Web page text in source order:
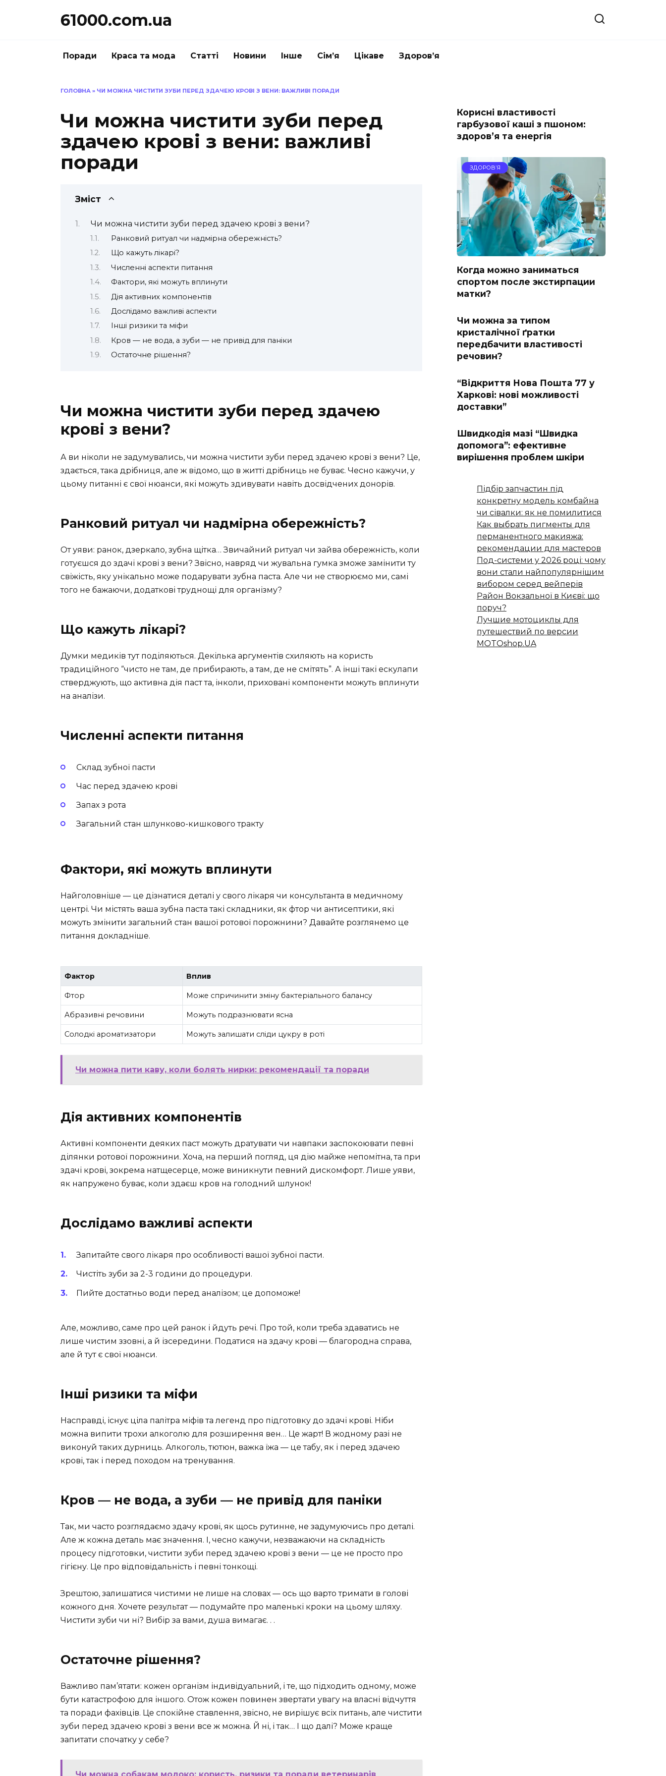
61000.com.ua
Поради Краса та мода Статті Новини Інше Сім’я Цікаве Здоров’я
ГОЛОВНА » ЧИ МОЖНА ЧИСТИТИ ЗУБИ ПЕРЕД ЗДАЧЕЮ КРОВІ З ВЕНИ: ВАЖЛИВІ ПОРАДИ
Чи можна чистити зуби перед
здачею крові з вени: важливі
поради
Зміст
Чи можна чистити зуби перед здачею крові з вени?
Ранковий ритуал чи надмірна обережність?
Що кажуть лікарі?
Численні аспекти питання
Фактори, які можуть вплинути
Дія активних компонентів
Дослідамо важливі аспекти
Інші ризики та міфи
Кров — не вода, а зуби — не привід для паніки
Остаточне рішення?
Чи можна чистити зуби перед здачею
крові з вени?
А ви ніколи не задумувались, чи можна чистити зуби перед здачею крові з вени? Це,
здається, така дрібниця, але ж відомо, що в житті дрібниць не буває. Чесно кажучи, у
цьому питанні є свої нюанси, які можуть здивувати навіть досвідчених донорів.
Ранковий ритуал чи надмірна обережність?
От уяви: ранок, дзеркало, зубна щітка… Звичайний ритуал чи зайва обережність, коли
готуєшся до здачі крові з вени? Звісно, навряд чи жувальна гумка зможе замінити ту
свіжість, яку унікально може подарувати зубна паста. Але чи не створюємо ми, самі
того не бажаючи, додаткові труднощі для організму?
Що кажуть лікарі?
Думки медиків тут поділяються. Декілька аргументів схиляють на користь
традиційного “чисто не там, де прибирають, а там, де не смітять”. А інші такі ескулапи
стверджують, що активна дія паст та, інколи, приховані компоненти можуть вплинути
на аналізи.
Численні аспекти питання
Склад зубної пасти
Час перед здачею крові
Запах з рота
Загальний стан шлунково-кишкового тракту
Фактори, які можуть вплинути
Найголовніше — це дізнатися деталі у свого лікаря чи консультанта в медичному
центрі. Чи містять ваша зубна паста такі складники, як фтор чи антисептики, які
можуть змінити загальний стан вашої ротової порожнини? Давайте розглянемо це
питання докладніше.
Фактор Вплив
Фтор Може спричинити зміну бактеріального балансу
Абразивні речовини Можуть подразнювати ясна
Солодкі ароматизатори Можуть залишати сліди цукру в роті
Чи можна пити каву, коли болять нирки: рекомендації та поради
Дія активних компонентів
Активні компоненти деяких паст можуть дратувати чи навпаки заспокоювати певні
ділянки ротової порожнини. Хоча, на перший погляд, ця дію майже непомітна, та при
здачі крові, зокрема натщесерце, може виникнути певний дискомфорт. Лише уяви,
як напружено буває, коли здаєш кров на голодний шлунок!
Дослідамо важливі аспекти
Запитайте свого лікаря про особливості вашої зубної пасти.
Чистіть зуби за 2-3 години до процедури.
Пийте достатньо води перед аналізом; це допоможе!
Але, можливо, саме про цей ранок і йдуть речі. Про той, коли треба здаватись не
лише чистим ззовні, а й ізсередини. Податися на здачу крові — благородна справа,
але й тут є свої нюанси.
Інші ризики та міфи
Насправді, існує ціла палітра міфів та легенд про підготовку до здачі крові. Ніби
можна випити трохи алкоголю для розширення вен… Це жарт! В жодному разі не
виконуй таких дурниць. Алкоголь, тютюн, важка їжа — це табу, як і перед здачею
крові, так і перед походом на тренування.
Кров — не вода, а зуби — не привід для паніки
Так, ми часто розглядаємо здачу крові, як щось рутинне, не задумуючись про деталі.
Але ж кожна деталь має значення. І, чесно кажучи, незважаючи на складність
процесу підготовки, чистити зуби перед здачею крові з вени — це не просто про
гігієну. Це про відповідальність і певні тонкощі.
Зрештою, залишатися чистими не лише на словах — ось що варто тримати в голові
кожного дня. Хочете результат — подумайте про маленькі кроки на цьому шляху.
Чистити зуби чи ні? Вибір за вами, душа вимагає. . .
Остаточне рішення?
Важливо пам’ятати: кожен організм індивідуальний, і те, що підходить одному, може
бути катастрофою для іншого. Отож кожен повинен звертати увагу на власні відчуття
та поради фахівців. Це спокійне ставлення, звісно, не вирішує всіх питань, але чистити
зуби перед здачею крові з вени все ж можна. Й ні, і так… І що далі? Може краще
запитати спочатку у себе?
Корисні властивості
гарбузової каші з пшоном:
здоров’я та енергія
ЗДОРОВ’Я
Когда можно заниматься
спортом после экстирпации
матки?
Чи можна за типом
кристалічної ґратки
передбачити властивості
речовин?
“Відкриття Нова Пошта 77 у
Харкові: нові можливості
доставки”
Швидкодія мазі “Швидка
допомога”: ефективне
вирішення проблем шкіри
Підбір запчастин під
конкретну модель комбайна
чи сівалки: як не помилитися
Как выбрать пигменты для
перманентного макияжа:
рекомендации для мастеров
Под-системи у 2026 році: чому
вони стали найпопулярнішим
вибором серед вейперів
Район Вокзальної в Києві: що
поруч?
Лучшие мотоциклы для
путешествий по версии
MOTOshop.UA